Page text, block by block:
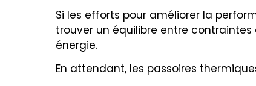
Si les efforts pour améliorer la
trouver un équilibre entre
énergie.
En attendant, les passoires